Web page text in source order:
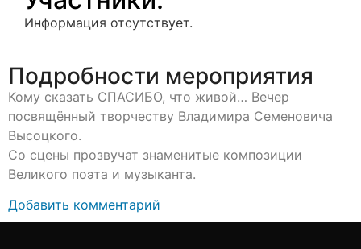
Информация отсутствует.
Подробности мероприятия
Кому сказать СПАСИБО, что живой… Вечер
посвящённый творчеству Владимира Семеновича
Высоцкого.
Со сцены прозвучат знаменитые композиции
Великого поэта и музыканта.
Добавить комментарий